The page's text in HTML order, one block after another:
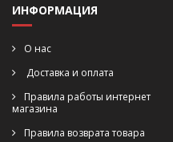
ИНФОРМАЦИЯ
О нас
Доставка и оплата
Правила работы интернет
магазина
Правила возврата товара